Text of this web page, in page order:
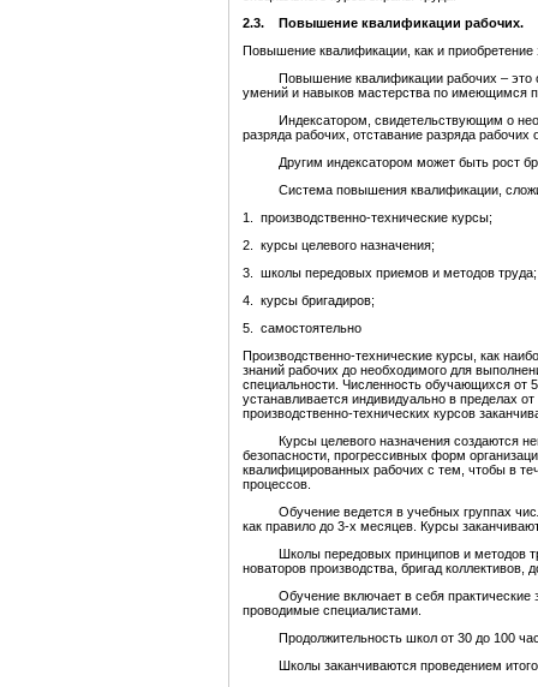
2.3. Повышение квалификации рабочих.
Повышение квалификации, как и
Повышение квалификации рабочих – это
умений и навыков мастерства по имеющимся
Индексатором, свидетельствующим о
разряда рабочих, отставание разряда рабочих
Другим индексатором может быть рост
Система повышения квалификации,
1. производственно-технические курсы;
2. курсы целевого назначения;
3. школы передовых приемов и методов труда;
4. курсы бригадиров;
5. самостоятельно
Производственно-технические курсы, как
знаний рабочих до необходимого для
специальности. Численность обучающихся от
устанавливается индивидуально в пределах
производственно-технических курсов
Курсы целевого назначения создаются
безопасности, прогрессивных форм
квалифицированных рабочих с тем, чтобы в
процессов.
Обучение ведется в учебных группах
как правило до 3-х месяцев. Курсы
Школы передовых принципов и методов
новаторов производства, бригад
Обучение включает в себя практические
проводимые специалистами.
Продолжительность школ от 30 до 100
Школы заканчиваются проведением